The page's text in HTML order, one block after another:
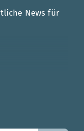
News für